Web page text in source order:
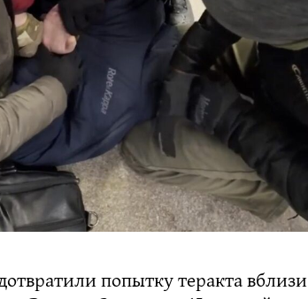
попытку теракта вблизи